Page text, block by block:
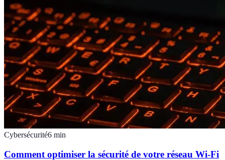
Cybersécurité6 min
Comment optimiser la sécurité de votre réseau Wi-Fi